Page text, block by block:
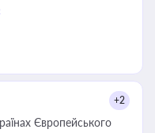
+2
Європейського